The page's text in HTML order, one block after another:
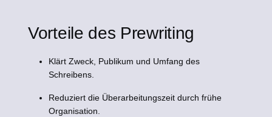
Vorteile des Prewriting
Klärt Zweck, Publikum und Umfang des
Schreibens.
Reduziert die Überarbeitungszeit durch frühe
Organisation.